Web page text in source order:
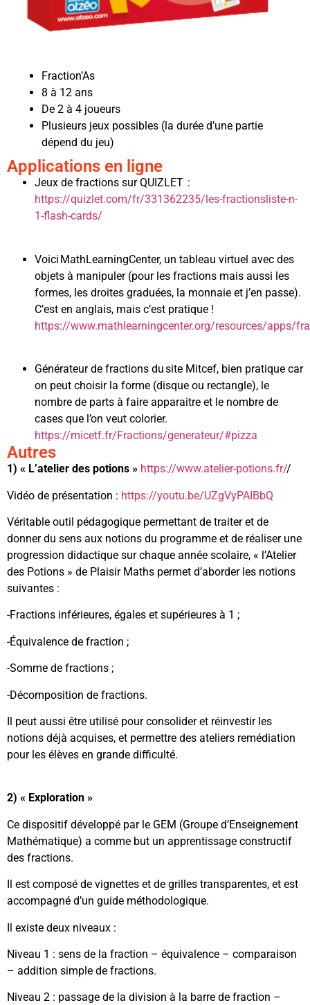
Fraction’As
8 à 12 ans
De 2 à 4 joueurs
Plusieurs jeux possibles (la durée d’une partie
dépend du jeu)
Applications en ligne
Jeux de fractions sur QUIZLET :
https://quizlet.com/fr/331362235/les-fractionsliste-n-
1-flash-cards/
Voici MathLearningCenter, un tableau virtuel avec des
objets à manipuler (pour les fractions mais aussi les
formes, les droites graduées, la monnaie et j’en passe).
C’est en anglais, mais c’est pratique !
https://www.mathlearningcenter.org/resources/apps/
Générateur de fractions du site Mitcef, bien pratique car
on peut choisir la forme (disque ou rectangle), le
nombre de parts à faire apparaitre et le nombre de
cases que l’on veut colorier.
https://micetf.fr/Fractions/generateur/#pizza
Autres
1) « L’atelier des potions » https://www.atelier-potions.fr//
Vidéo de présentation : https://youtu.be/UZgVyPAIBbQ
Véritable outil pédagogique permettant de traiter et de
donner du sens aux notions du programme et de réaliser une
progression didactique sur chaque année scolaire, « l’Atelier
des Potions » de Plaisir Maths permet d’aborder les notions
suivantes :
-Fractions inférieures, égales et supérieures à 1 ;
-Équivalence de fraction ;
-Somme de fractions ;
-Décomposition de fractions.
Il peut aussi être utilisé pour consolider et réinvestir les
notions déjà acquises, et permettre des ateliers remédiation
pour les élèves en grande difficulté.
2) « Exploration »
Ce dispositif développé par le GEM (Groupe d’Enseignement
Mathématique) a comme but un apprentissage constructif
des fractions.
Il est composé de vignettes et de grilles transparentes, et est
accompagné d’un guide méthodologique.
Il existe deux niveaux :
Niveau 1 : sens de la fraction – équivalence – comparaison
– addition simple de fractions.
Niveau 2 : passage de la division à la barre de fraction –